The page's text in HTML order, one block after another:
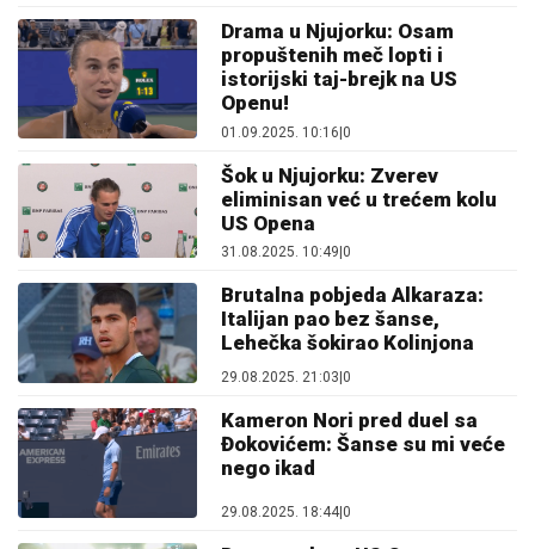
Drama u Njujorku: Osam
propuštenih meč lopti i
istorijski taj-brejk na US
Openu!
01.09.2025. 10:16|0
Šok u Njujorku: Zverev
eliminisan već u trećem kolu
US Opena
31.08.2025. 10:49 0
Brutalna pobjeda Alkaraza:
Italijan pao bez šanse,
Lehečka šokirao Kolinjona
29.08.2025. 21:03|0
Kameron Nori pred duel sa
Đokovićem: Šanse su mi veće
nego ikad
29.08.2025. 18:44|0